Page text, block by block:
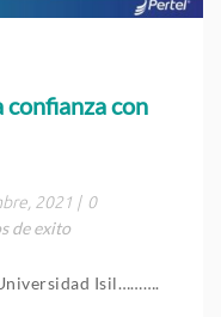
con
2021 | 0
de exito
Isil……….